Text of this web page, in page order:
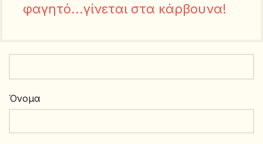
φαγητό...γίνεται στα κάρβουνα!
Όνομα